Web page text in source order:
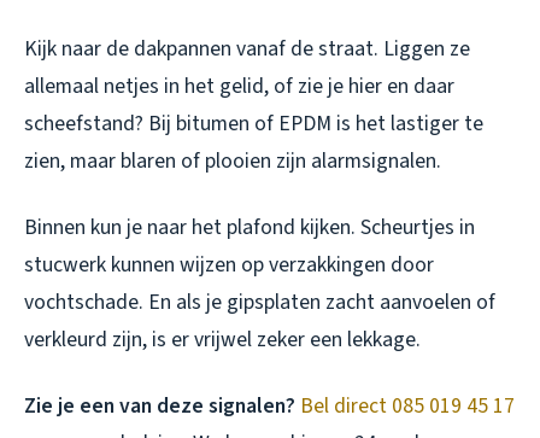
Kijk naar de dakpannen vanaf de straat. Liggen ze
allemaal netjes in het gelid, of zie je hier en daar
scheefstand? Bij bitumen of EPDM is het lastiger te
zien, maar blaren of plooien zijn alarmsignalen.
Binnen kun je naar het plafond kijken. Scheurtjes in
stucwerk kunnen wijzen op verzakkingen door
vochtschade. En als je gipsplaten zacht aanvoelen of
verkleurd zijn, is er vrijwel zeker een lekkage.
Zie je een van deze signalen? Bel direct 085 019 45 17